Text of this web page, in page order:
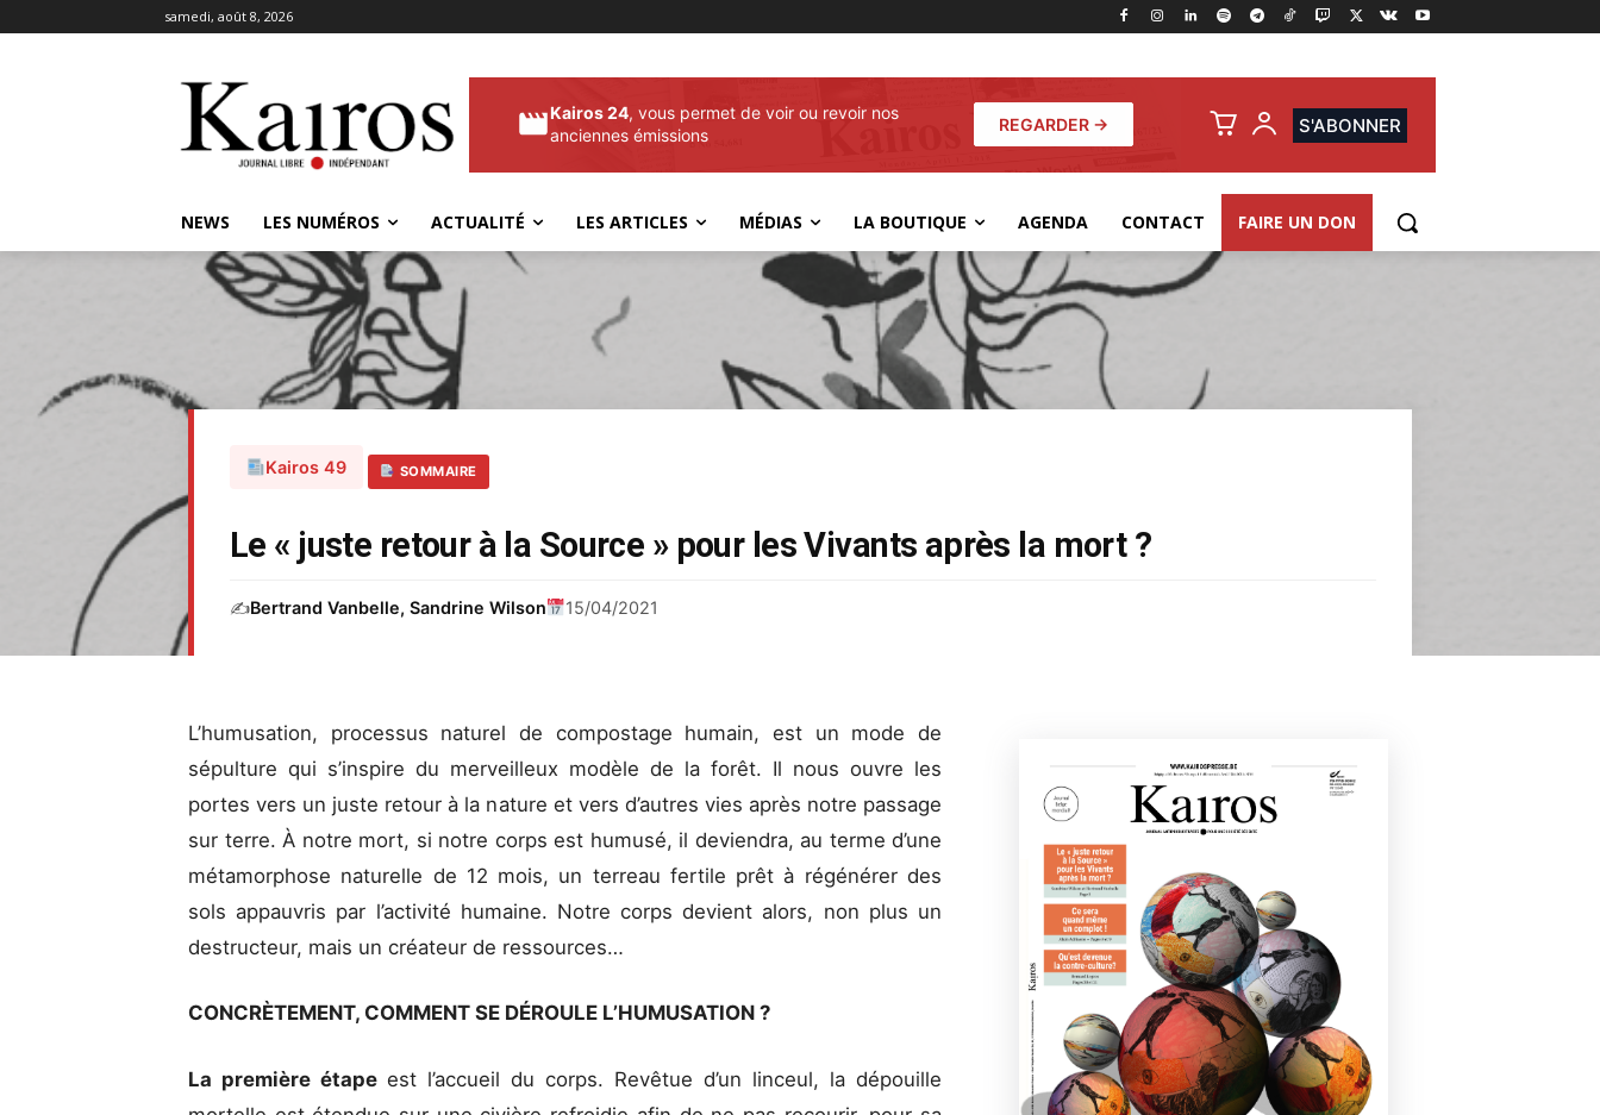
samedi, août 8, 2026
Kairos 24, vous permet de voir ou revoir nos
anciennes émissions
REGARDER → S'ABONNER
NEWS LES NUMÉROS ACTUALITÉ LES ARTICLES MÉDIAS LA BOUTIQUE AGENDA CONTACT FAIRE UN DON
Kairos 49 SOMMAIRE
Le « juste retour à la Source » pour les Vivants après la mort ?
✍️Bertrand Vanbelle, Sandrine Wilson 15/04/2021
L’humusation, processus naturel de compostage humain, est un mode de
sépulture qui s’inspire du merveilleux modèle de la forêt. Il nous ouvre les
portes vers un juste retour à la nature et vers d’autres vies après notre passage
sur terre. À notre mort, si notre corps est humusé, il deviendra, au terme d’une
métamorphose naturelle de 12 mois, un terreau fertile prêt à régénérer des
sols appauvris par l’activité humaine. Notre corps devient alors, non plus un
destructeur, mais un créateur de ressources…
CONCRÈTEMENT, COMMENT SE DÉROULE L’HUMUSATION ?
La première étape est l’accueil du corps. Revêtue d’un linceul, la dépouille